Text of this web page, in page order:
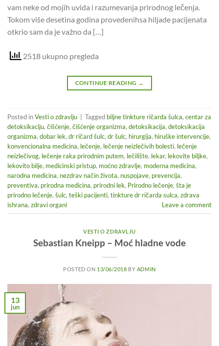
vam neke od mojih uvida i razumevanja prirodnog lečenja.
Tokom više desetina godina provedenihsa hiljade pacijenata
otkrio sam da je važno da […]
2518 ukupno pregleda
CONTINUE READING →
Posted inVesti o zdravlju Tagged biljne tinkture ričarda šulca, centar za
detoksikaciju, čišćenje, čišćenje organizma, detoksikacija, detoksikacija
organizma, dobar lek, dr ričard šulc, dr šulc, hirurgija, hiruške intervencije,
konvencionalna medicina, lečenje, lečenje neizlečivih bolesti, lečenje
neizlečivog, lečenje raka prirodnim putem, lečilište, lekar, lekovite biljke,
lekovito bilje, medicinski pristup, moćno zdravlje, moderna medicina,
narodna medicina, nezdrav način života, nuspojave, prevencija,
preventiva, prirodna medicina, prirodni lek, Prirodno lečenje, šta je
prirodno lečenje, šulc, teški pacijenti, tinkture dr ričarda sulca, zdrava
ishrana, zdravi organi Leave a comment
VESTI O ZDRAVLJU
Sebastian Kneipp – Moć hladne vode
POSTED ON 13/06/2018 BY ADMIN
13
jun